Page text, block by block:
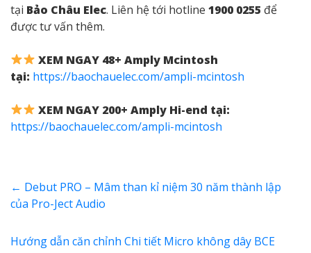
tại Bảo Châu Elec. Liên hệ tới hotline 1900 0255 để
được tư vấn thêm.
XEM NGAY 48+ Amply Mcintosh
tại: https://baochauelec.com/ampli-mcintosh
XEM NGAY 200+ Amply Hi-end tại:
https://baochauelec.com/ampli-mcintosh
← Debut PRO – Mâm than kỉ niệm 30 năm thành lập
của Pro-Ject Audio
Hướng dẫn căn chỉnh Chi tiết Micro không dây BCE